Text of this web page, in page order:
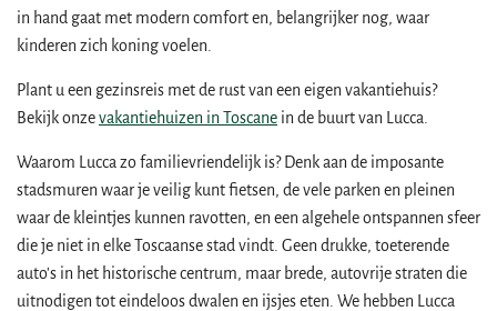
in hand gaat met modern comfort en, belangrijker nog, waar
kinderen zich koning voelen.
Plant u een gezinsreis met de rust van een eigen vakantiehuis?
Bekijk onzevakantiehuizen in Toscane in de buurt van Lucca.
Waarom Lucca zo familievriendelijk is? Denk aan de imposante
stadsmuren waar je veilig kunt fietsen, de vele parken en pleinen
waar de kleintjes kunnen ravotten, en een algehele ontspannen sfeer
die je niet in elke Toscaanse stad vindt. Geen drukke, toeterende
auto's in het historische centrum, maar brede, autovrije straten die
uitnodigen tot eindeloos dwalen en ijsjes eten. We hebben Lucca